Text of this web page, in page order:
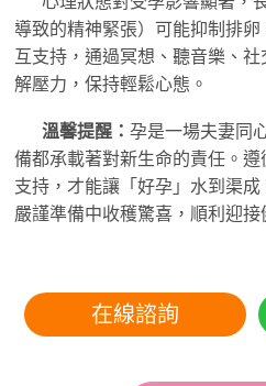
導致的精神緊張）可能抑制排
互支持，通過冥想、聽音樂、
解壓力，保持輕鬆心態。
溫馨提醒：孕是一場夫妻同
備都承載著對新生命的責任。
支持，才能讓「好孕」水到渠
嚴謹準備中收穫驚喜，順利迎接
在線諮詢